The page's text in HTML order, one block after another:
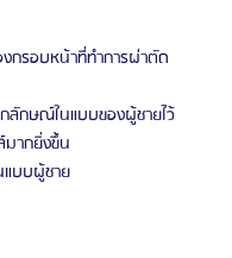
กรอบหน้าที่ทำการผ่าตัด
ลักษณ์ในแบบของผู้ชายไว้
ากยิ่งขึ้น
แบบผู้ชาย